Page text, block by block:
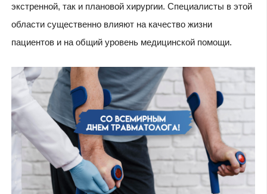
экстренной, так и плановой хирургии. Специалисты в этой
области существенно влияют на качество жизни
пациентов и на общий уровень медицинской помощи.